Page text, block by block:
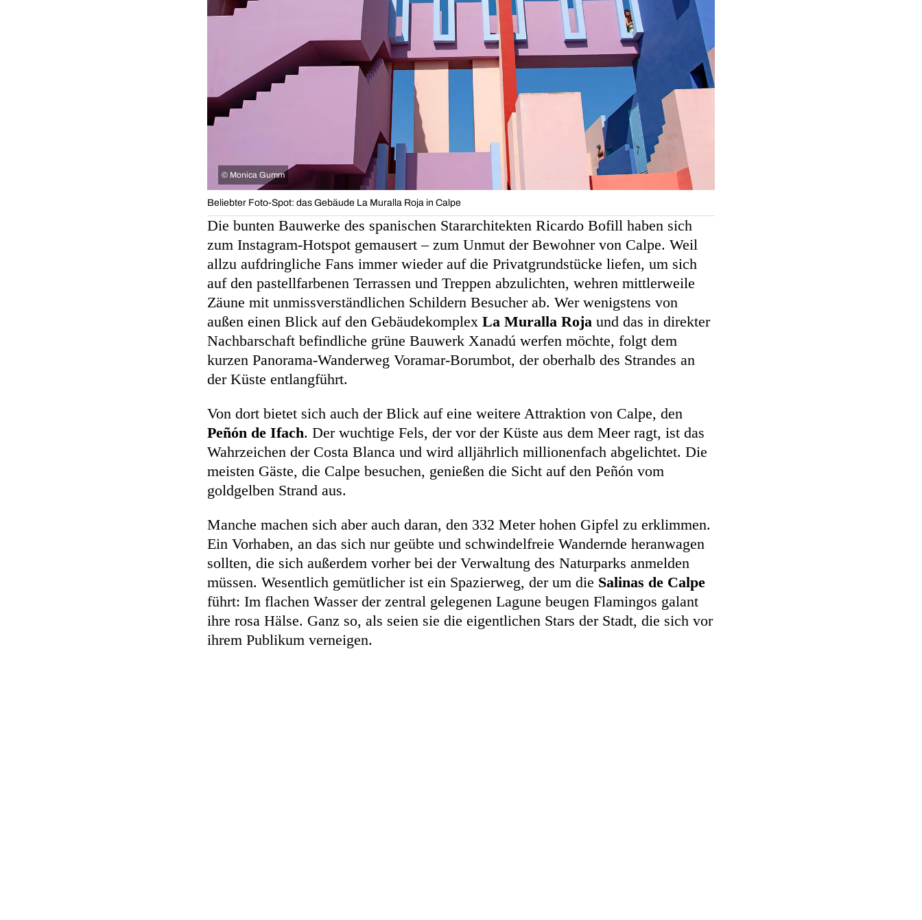
© Monica Gumm
Beliebter Foto-Spot: das Gebäude La Muralla Roja in Calpe
Die bunten Bauwerke des spanischen Stararchitekten Ricardo Bofill haben sich
zum Instagram-Hotspot gemausert – zum Unmut der Bewohner von Calpe. Weil
allzu aufdringliche Fans immer wieder auf die Privatgrundstücke liefen, um sich
auf den pastellfarbenen Terrassen und Treppen abzulichten, wehren mittlerweile
Zäune mit unmissverständlichen Schildern Besucher ab. Wer wenigstens von
außen einen Blick auf den Gebäudekomplex La Muralla Roja und das in direkter
Nachbarschaft befindliche grüne Bauwerk Xanadú werfen möchte, folgt dem
kurzen Panorama-Wanderweg Voramar-Borumbot, der oberhalb des Strandes an
der Küste entlangführt.
Von dort bietet sich auch der Blick auf eine weitere Attraktion von Calpe, den
Peñón de Ifach. Der wuchtige Fels, der vor der Küste aus dem Meer ragt, ist das
Wahrzeichen der Costa Blanca und wird alljährlich millionenfach abgelichtet. Die
meisten Gäste, die Calpe besuchen, genießen die Sicht auf den Peñón vom
goldgelben Strand aus.
Manche machen sich aber auch daran, den 332 Meter hohen Gipfel zu erklimmen.
Ein Vorhaben, an das sich nur geübte und schwindelfreie Wandernde heranwagen
sollten, die sich außerdem vorher bei der Verwaltung des Naturparks anmelden
müssen. Wesentlich gemütlicher ist ein Spazierweg, der um die Salinas de Calpe
führt: Im flachen Wasser der zentral gelegenen Lagune beugen Flamingos galant
ihre rosa Hälse. Ganz so, als seien sie die eigentlichen Stars der Stadt, die sich vor
ihrem Publikum verneigen.